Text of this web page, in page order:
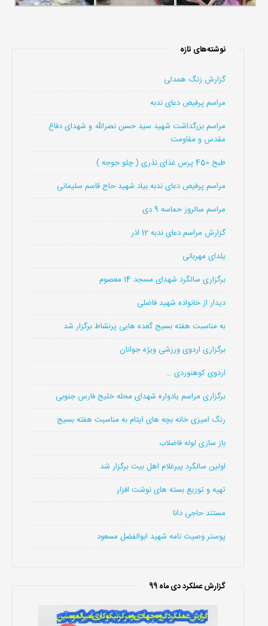
نوشته‌های تازه
گزارش زنگ همدلی
مراسم پرفیض دعای ندبه
مراسم بزرگداشت شهید سید حسن نصرالله و شهدای دفاع
مقدس و مقاومت
طبخ 450 پرس غذای نذری ( چلو جوجه )
مراسم پرفیض دعای ندبه بیاد شهید حاج قاسم سلیمانی
مراسم سالروز حماسه 9 دی
گزارش مراسم دعای ندبه 12 اذر
یلدای مهربانی
برگزاری سالگرد شهدای مسجد 14 معصوم
دیدار از خانواده شهید فاضلی
به مناسبت هفته بسیج گعده هایی پرنشاط برگزار شد
برگزاری اردوی ورزشی ویژه جوانان
اردوی کوهنوردی …
برگزاری مراسم یادواره شهدای محله خلیج فارس جنوبی
رنگ امیزی خانه بچه های ایتام به مناسبت هفته بسیج
باز سازی لوله فاضلاب
اولین سالگرد پیرغلام اهل بیت برگزار شد
تهیه و توزیع بسته های نوشت افزار
مستند حاجی دانا
پوستر وصیت نامه شهید ابوالفضل مسعود
گزارش عملکرد دی ماه 99